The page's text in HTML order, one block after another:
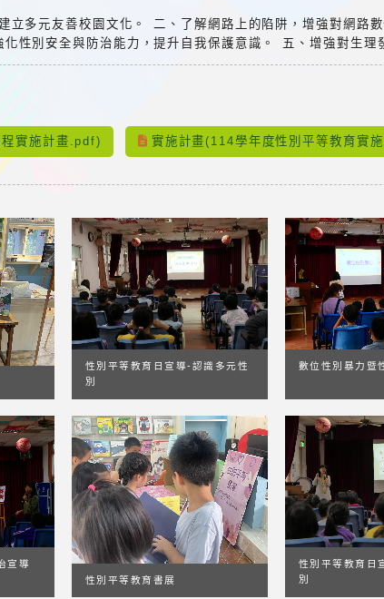
立多元友善校園文化。 二、了解網路上的陷阱，增強對網路
性別安全與防治能力，提升自我保護意識。 五、增強對生理
實施計畫.pdf) 實施計畫(114學年度性別平等教育實
性別平等教育日宣導-認識多元性
別
數位性別暴力暨
宣導
性別平等教育書展
性別平等教育日
別